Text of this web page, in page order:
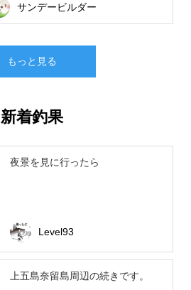
サンデービルダー
もっと見る
新着釣果
夜景を見に行ったら
Level93
上五島奈留島周辺の続きです。